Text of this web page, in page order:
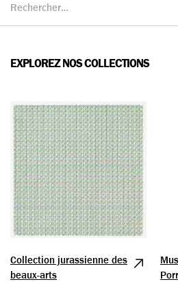
EXPLOREZ NOS COLLECTIONS
Collection jurassienne des
beaux-arts